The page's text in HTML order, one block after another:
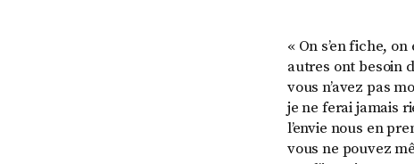
« On s’en fiche,
autres ont besoin
vous n’avez pas
je ne ferai jamais
l’envie nous en
vous ne pouvez